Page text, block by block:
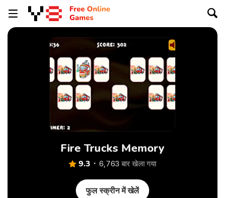
Fire Trucks Memory
9.3 6,763 बार खेला गया
फुल स्क्रीन में खेलें